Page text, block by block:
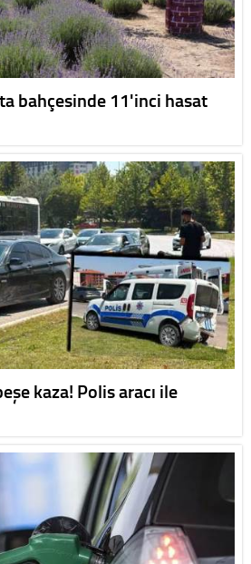
bahçesinde 11'inci hasat
kaza! Polis aracı ile